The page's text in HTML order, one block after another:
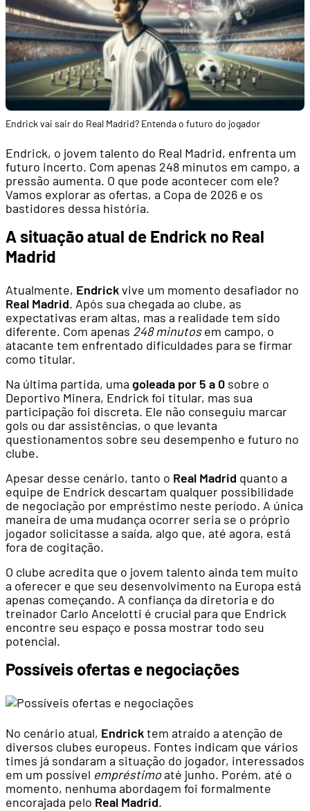
Endrick vai sair do Real Madrid? Entenda o futuro do jogador
Endrick, o jovem talento do Real Madrid, enfrenta um
futuro incerto. Com apenas 248 minutos em campo, a
pressão aumenta. O que pode acontecer com ele?
Vamos explorar as ofertas, a Copa de 2026 e os
bastidores dessa história.
A situação atual de Endrick no Real
Madrid
Atualmente, Endrickvive um momento desafiador no
Real Madrid. Após sua chegada ao clube, as
expectativas eram altas, mas a realidade tem sido
diferente. Com apenas 248 minutosem campo, o
atacante tem enfrentado dificuldades para se firmar
como titular.
Na última partida, uma goleada por 5 a 0 sobre o
Deportivo Minera, Endrick foi titular, mas sua
participação foi discreta. Ele não conseguiu marcar
gols ou dar assistências, o que levanta
questionamentos sobre seu desempenho e futuro no
clube.
Apesar desse cenário, tanto o Real Madrid quanto a
equipe de Endrick descartam qualquer possibilidade
de negociação por empréstimo neste período. A única
maneira de uma mudança ocorrer seria se o próprio
jogador solicitasse a saída, algo que, até agora, está
fora de cogitação.
O clube acredita que o jovem talento ainda tem muito
a oferecer e que seu desenvolvimento na Europa está
apenas começando. A confiança da diretoria e do
treinador Carlo Ancelotti é crucial para que Endrick
encontre seu espaço e possa mostrar todo seu
potencial.
Possíveis ofertas e negociações
No cenário atual, Endricktem atraído a atenção de
diversos clubes europeus. Fontes indicam que vários
times já sondaram a situação do jogador, interessados
em um possível empréstimoaté junho. Porém, até o
momento, nenhuma abordagem foi formalmente
encorajada pelo Real Madrid.